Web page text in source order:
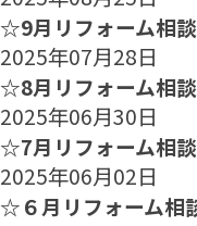
☆9月リフォーム相
2025年07月28日
☆8月リフォーム相
2025年06月30日
☆7月リフォーム相
2025年06月02日
☆６月リフォーム相